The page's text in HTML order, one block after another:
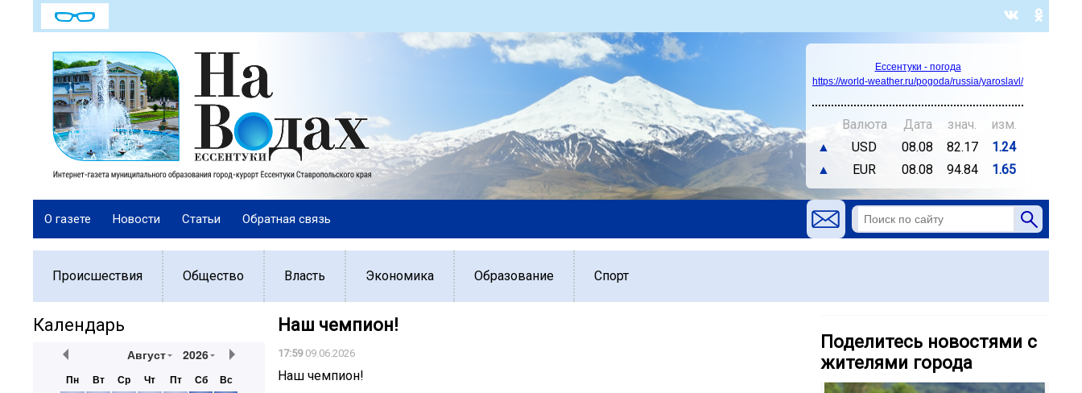
Ессентуки - погода
https://world-weather.ru/pogoda/russia/yaroslavl/
Валюта Дата знач.
изм.
▲
USD 08.08 82.17
1.24
▲
EUR 08.08 94.84 1.65
О газете Новости Статьи Обратная связь
Происшествия Общество Власть Экономика Образование Спорт
Календарь
Август 2026
Пн Вт Ср Чт Пт Сб
Вс
Наш чемпион!
17:5909.06.2026
Наш чемпион!
Поделитесь новостями с
жителями города